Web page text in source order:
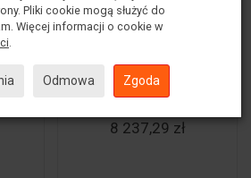
2
Class Slimline II -
Front R...
8 237,29 zł
Pliki cookie mogą służyć do
Więcej informacji o cookie w
Odmowa Zgoda